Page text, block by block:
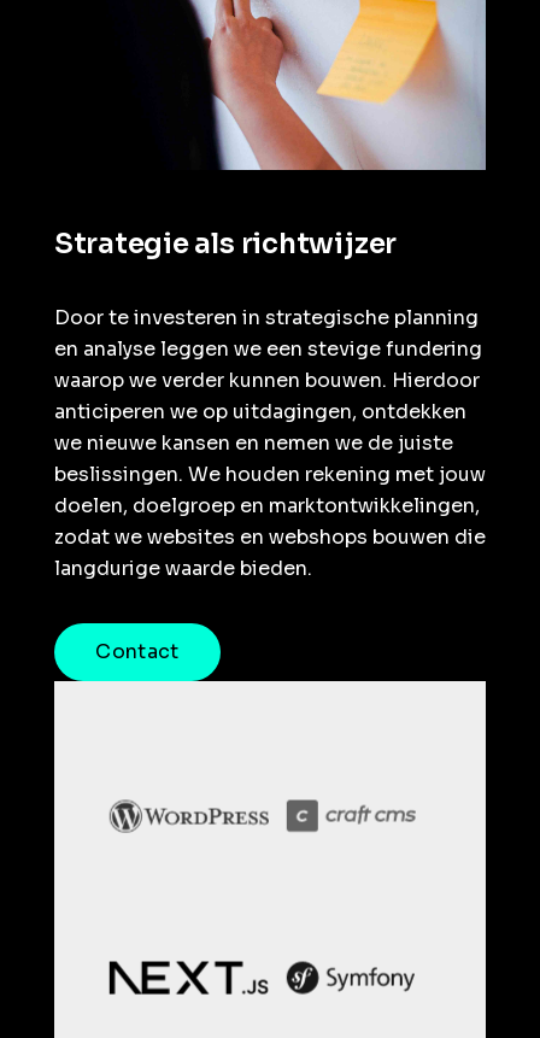
Strategie als richtwijzer
Door te investeren in strategische planning
en analyse leggen we een stevige fundering
waarop we verder kunnen bouwen. Hierdoor
anticiperen we op uitdagingen, ontdekken
we nieuwe kansen en nemen we de juiste
beslissingen. We houden rekening met jouw
doelen, doelgroep en marktontwikkelingen,
zodat we websites en webshops bouwen die
langdurige waarde bieden.
Contact